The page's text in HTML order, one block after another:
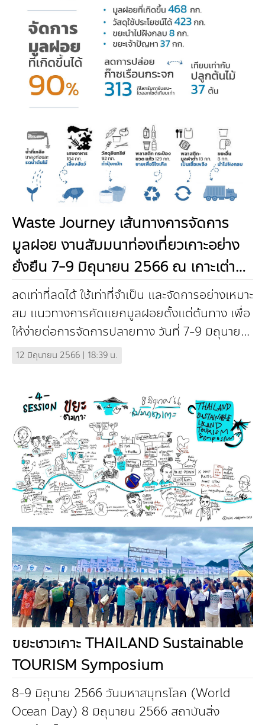
เจ้าหน้าที่
วิถีเรา
สโลแกน
รายงานประจำปี | รายงานงบการเงิน
สำนักงานสีเขียว
รางวัลและเกียรติประวัติ
กองทุน
กองทุน ดร.ธีระ พันธุมวนิช
กองทุนสุขภาพกับสภาวะโลกร้อน
ขยะพลาสติก
ฝุ่น PM2.5
ฉลากสิ่งแวดล้อม
บริการที่เป็นมิตรกับสิ่งแวดล้อม
ที่ปรึกษาคาร์บอนฟุตพริ้นท์
จัดซื้อจัดจ้างที่เป็นมิตรกับสิ่งแวดล้อม
ทรัพยากรทางบก
ทรัพยากรทางทะเลและชายฝั่ง
ความหลากหลายทางชีวภาพ
การเปลี่ยนแปลงสภาพภูมิอากาศ
การลดก๊าซเรือนกระจก
การปรับตัว
การพัฒนาบุคลากรด้านสิ่งแวดล้อม
งานฝึกอบรม
สิ่งแวดล้อมศึกษา
นโยบาย แผน เครือข่ายสิ่งแวดล้อม
นโยบายและแผนสิ่งแวดล้อม
TBCSD
เอกสารเผยแพร่
สิ่งพิมพ์จำหน่าย
ฝึกงาน
Waste Journey เส้นทางการจัดการ
มูลฝอย งานสัมมนาท่องเที่ยวเกาะอย่าง
ยั่งยืน 7-9 มิถุนายน 2566 ณ เกาะเต่า
จังหวัดสุราษฎร์ธานี
ลดเท่าที่ลดได้ ใช้เท่าที่จำเป็น และจัดการอย่างเหมาะ
สม แนวทางการคัดแยกมูลฝอยตั้งแต่ต้นทาง เพื่อ
ให้ง่ายต่อการจัดการปลายทาง วันที่ 7-9 มิถุนายน
2566 พี่น้องชาวเกาะ 21 เกาะไท...
12 มิถุนายน 2566 | 18:39 น.
ขยะชาวเกาะ THAILAND Sustainable
TOURISM Symposium
8-9 มิถุนาย 2566 วันมหาสมุทรโลก (World
Ocean Day) 8 มิถุนายน 2566 สถาบันสิ่ง